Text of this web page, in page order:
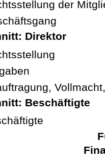
der
Direktor
Beschäftigte